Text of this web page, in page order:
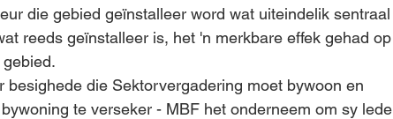
die gebied geïnstalleer word wat uiteindelik sentraal
reeds geïnstalleer is, het 'n merkbare effek gehad op
die Sektorvergadering moet bywoon en
te verseker - MBF het onderneem om sy lede